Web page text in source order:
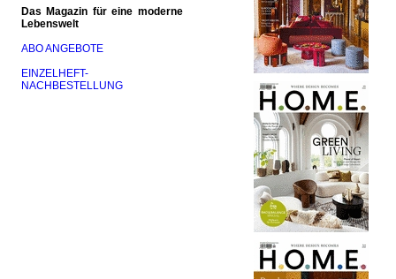
Das Magazin für eine moderne
Lebenswelt
ABO ANGEBOTE
EINZELHEFT-
NACHBESTELLUNG